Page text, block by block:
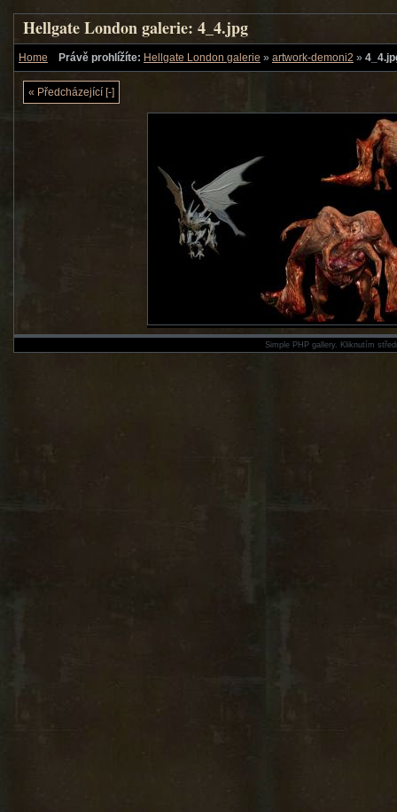
Hellgate London galerie: 4_4.jpg
Home Právě prohlížíte: Hellgate London galerie » artwork-demoni2 »
« Předcházející [-]
Simple PHP gallery. Kliknutím